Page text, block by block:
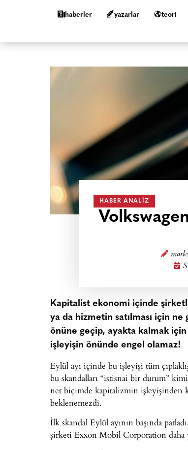
haberler yazarlar teori
HABER ANALIZ
Kapitalist ekonomi içinde
ya da hizmetin satılması için
önüne geçip, ayakta kalmak
işleyişin önünde engel olamaz!
Eylül ayı içinde bu işleyişi tüm
bu skandalları “istisnai bir durum”
net biçimde kapitalizmin işleyişinden
beklenemezdi.
İlk skandal Eylül ayının başında
şirketi Exxon Mobil Corporation daha